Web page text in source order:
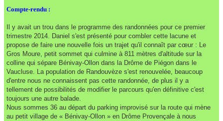
Compte-rendu :
Il y avait un trou dans le programme des randonnées pour ce premier
trimestre 2014. Daniel s'est présenté pour combler cette lacune et
propose de faire une nouvelle fois un trajet qu'il connaît par cœur : Le
Gros Moure, petit sommet qui culmine à 811 mètres d'altitude sur la
colline qui sépare Bénivay-Ollon dans la Drôme de Piégon dans le
Vaucluse. La population de Randouvèze s'est renouvelée, beaucoup
d'entre nous ne connaissent pas cette randonnée, de plus il y a
tellement de possibilités de modifier le parcours qu'en définitive c'est
toujours une autre balade.
Nous sommes 36 au départ du parking improvisé sur la route qui mène
au petit village de « Bénivay-Ollon » en Drôme Provençale à nous